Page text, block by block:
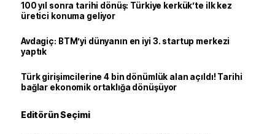
100 yıl sonra tarihi dönüş: Türkiye kerkük’te ilk kez
üretici konuma geliyor
Avdagiç: BTM’yi dünyanın en iyi 3. startup merkezi
yaptık
Türk girişimcilerine 4 bin dönümlük alan açıldı! Tarihi
bağlar ekonomik ortaklığa dönüşüyor
Editörün Seçimi